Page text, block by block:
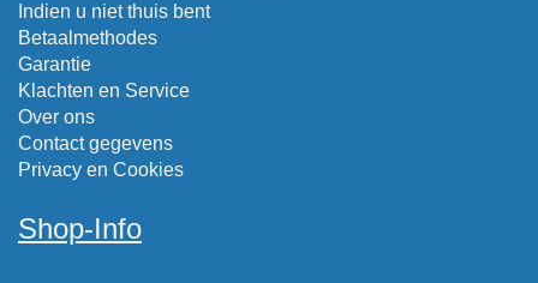
Indien u niet thuis bent
Betaalmethodes
Garantie
Klachten en Service
Over ons
Contact gegevens
Privacy en Cookies
Shop-Info